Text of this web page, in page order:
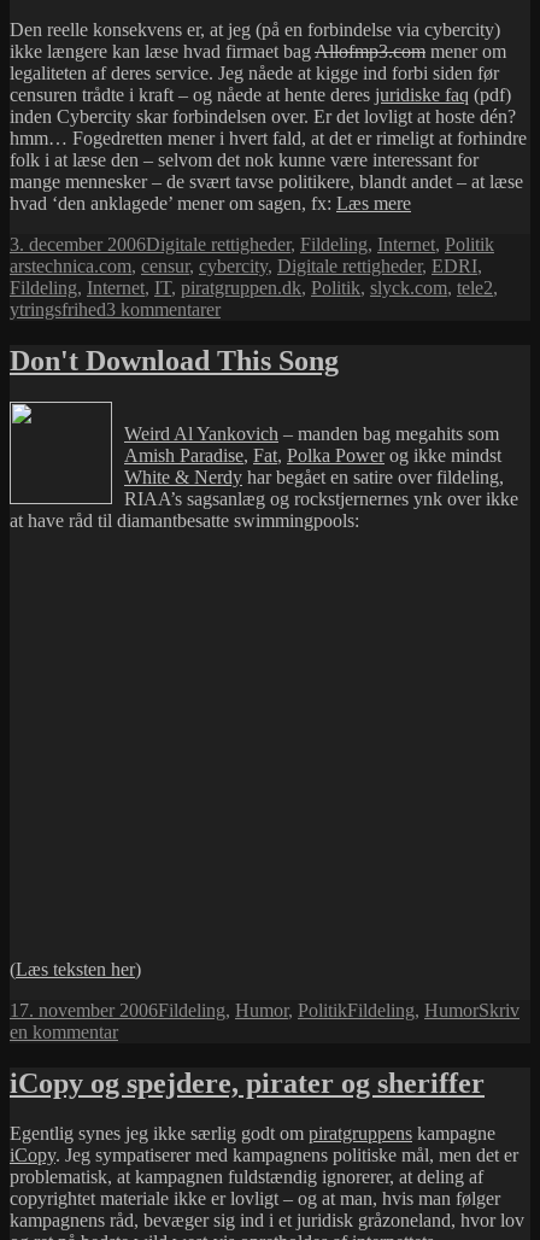
Den reelle konsekvens er, at jeg (på en forbindelse via cybercity)
ikke længere kan læse hvad firmaet bag Allofmp3.com mener om
legaliteten af deres service. Jeg nåede at kigge ind forbi siden før
censuren trådte i kraft – og nåede at hente deres juridiske faq (pdf)
inden Cybercity skar forbindelsen over. Er det lovligt at hoste dén?
hmm… Fogedretten mener i hvert fald, at det er rimeligt at forhindre
folk i at læse den – selvom det nok kunne være interessant for
mange mennesker – de svært tavse politikere, blandt andet – at læse
hvad ‘den anklagede’ mener om sagen, fx: Læs mereCensuren
allofmp3.com
Udgivet
i
3. december 2006Kategorier
Digitale rettigheder, Fildeling, Internet, Politik
arstechnica.com, censur, cybercity, Digitale rettigheder, EDRI,
Fildeling, Internet, IT, piratgruppen.dk, Politik, slyck.com, tele2,
ytringsfrihed3 kommentarertil
af
allofmp3.com
Don't Download This Song
Weird Al Yankovich – manden bag megahits som
Amish Paradise, Fat, Polka Powerog ikke mindst
White & Nerdy har begået en satire over fildeling,
RIAA’s sagsanlæg og rockstjernernes ynk over ikke
at have råd til diamantbesatte swimmingpools:
(Læs teksten her)
Udgivet
i
17. november 2006Kategorier
Fildeling, Humor, PolitikTags
Fildeling, HumorSkriv
en kommentartil
Download
This
iCopy og spejdere, pirater og sheriffer
Egentlig synes jeg ikke særlig godt om piratgruppens kampagne
iCopy. Jeg sympatiserer med kampagnens politiske mål, men det er
problematisk, at kampagnen fuldstændig ignorerer, at deling af
copyrightet materiale ikke er lovligt – og at man, hvis man følger
kampagnens råd, bevæger sig ind i et juridisk gråzoneland, hvor lov